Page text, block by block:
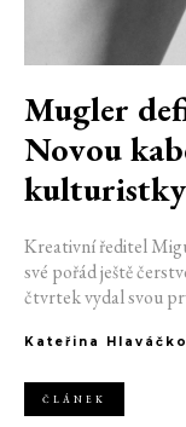
Mugler
Novou
kulturistky
Kreativní ředitel
své pořád ještě
čtvrtek vydal svou
do módního domu
Kateřina
ČLÁNEK